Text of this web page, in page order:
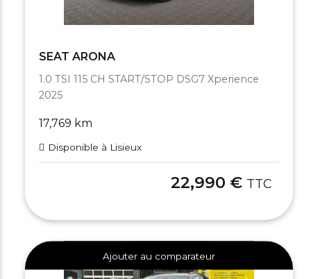
SEAT ARONA
1.0 TSI 115 CH START/STOP DSG7 Xperience
2025
17,769 km
Disponible à Lisieux
22,990 € TTC
Ajouter au comparateur